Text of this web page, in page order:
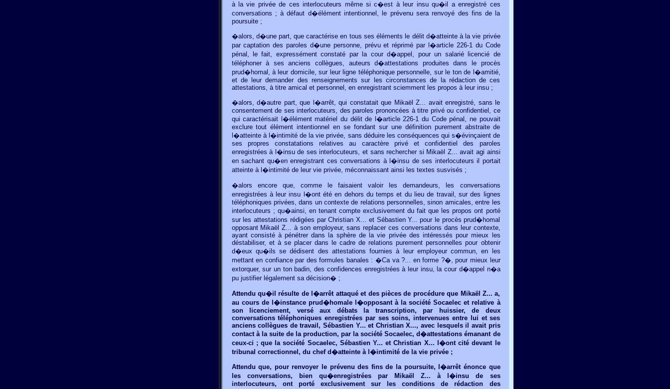
à la vie privée de ces interlocuteurs même si c�est à leur insu qu�il a enregistré ces
conversations ; à défaut d�élément intentionnel, le prévenu sera renvoyé des fins de la
poursuite ;
�alors, d�une part, que caractérise en tous ses éléments le délit d�atteinte à la vie privée
par captation des paroles d�une personne, prévu et réprimé par l�article 226-1 du Code
pénal, le fait, expressément constaté par la cour d�appel, pour un salarié licencié de
téléphoner à ses anciens collègues, auteurs d�attestations produites dans le procès
prud�homal, à leur domicile, sur leur ligne téléphonique personnelle, sur le ton de l�amitié,
et de leur demander des renseignements sur les circonstances de la rédaction de ces
attestations, à titre amical et personnel, en enregistrant sciemment les propos à leur insu ;
�alors, d�autre part, que l�arrêt, qui constatait que Mikaël Z... avait enregistré, sans le
consentement de ses interlocuteurs, des paroles prononcées à titre privé ou confidentiel, ce
qui caractérisait l�élément matériel du délit de l�article 226-1 du Code pénal, ne pouvait
exclure tout élément intentionnel en se fondant sur une définition purement abstraite de
l�atteinte à l�intimité de la vie privée, sans déduire les conséquences qui s�évinçaient de
ses propres constatations relatives au caractère privé et confidentiel des paroles
enregistrées à l�insu de ses interlocuteurs, et sans rechercher si Mikaël Z... avait agi ainsi
en sachant qu�en enregistrant ces conversations à l�insu de ses interlocuteurs il portait
atteinte à l�intimité de leur vie privée, méconnaissant ainsi les textes susvisés ;
�alors encore que, comme le faisaient valoir les demandeurs, les conversations
enregistrées à leur insu l�ont été en dehors du temps et du lieu de travail, sur des lignes
téléphoniques privées, dans un contexte de relations personnelles, sinon amicales, entre les
interlocuteurs ; qu�ainsi, en tenant compte exclusivement du fait que les propos ont porté
sur les attestations rédigées par Christian X... et Sébastien Y... pour le procès prud�homal
opposant Mikaël Z... à son employeur, sans replacer ces conversations dans leur contexte,
ayant consisté à pénétrer dans la sphère de la vie privée des intéressés pour mieux les
déstabiliser, et à se placer dans le cadre de relations purement personnelles pour obtenir
d�eux qu�ils se dédisent des attestations fournies à leur employeur commun, en les
mettant en confiance par des formules banales : �Ca va ?... en forme ?�, pour mieux leur
extorquer, sur un ton badin, des confidences enregistrées à leur insu, la cour d�appel n�a
pu justifier légalement sa décision� ;
Attendu qu�il résulte de l�arrêt attaqué et des pièces de procédure que Mikaël Z... a,
au cours de l�instance prud�homale l�opposant à la société Socaelec et relative à
son licenciement, versé aux débats la transcription, par huissier, de deux
conversations téléphoniques enregistrées par ses soins, intervenues entre lui et ses
anciens collègues de travail, Sébastien Y... et Christian X..., avec lesquels il avait pris
contact à la suite de la production, par la société Socaelec, d�attestations émanant de
ceux-ci ; que la société Socaelec, Sébastien Y... et Christian X... l�ont cité devant le
tribunal correctionnel, du chef d�atteinte à l�intimité de la vie privée ;
Attendu que, pour renvoyer le prévenu des fins de la poursuite, l�arrêt énonce que
les conversations, bien qu�enregistrées par Mikaël Z... à l�insu de ses
interlocuteurs, ont porté exclusivement sur les conditions de rédaction des